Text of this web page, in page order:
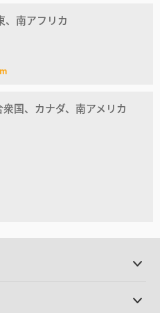
、南アフリカ
国、カナダ、南アメリカ